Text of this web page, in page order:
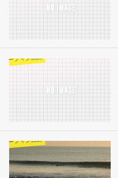
サーフィン日記
サーフィン日記